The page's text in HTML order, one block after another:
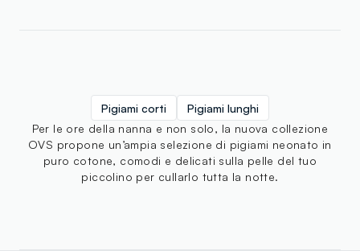
Pigiami corti
Pigiami lunghi
Per le ore della nanna e non solo, la nuova collezione
OVS propone un’ampia selezione di pigiami neonato in
puro cotone, comodi e delicati sulla pelle del tuo
piccolino per cullarlo tutta la notte.